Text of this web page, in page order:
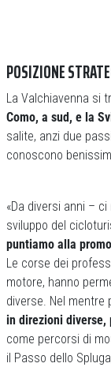
POSIZIONE
La Valchiavenna si
Como, a sud, e la
salite, anzi due
conoscono
«Da diversi anni –
sviluppo del
puntiamo alla
Le corse dei
motore, hanno
diverse. Nel mentre
in direzioni diverse,
come percorsi di
il Passo dello